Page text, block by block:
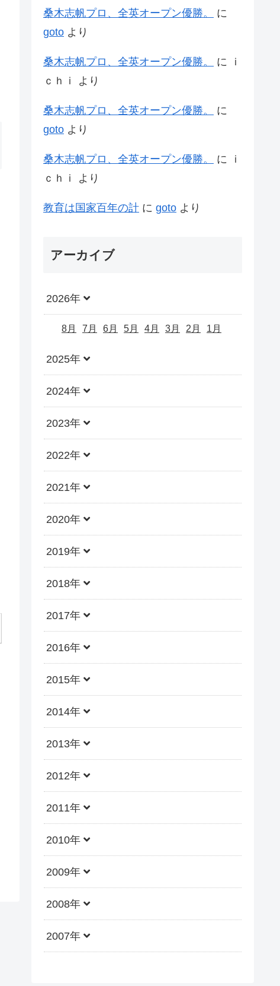
桑木志帆プロ、全英オープン優勝。
に
goto より
桑木志帆プロ、全英オープン優勝。 に
ｉ
ｃｈｉ
より
桑木志帆プロ、全英オープン優勝。
に
goto より
桑木志帆プロ、全英オープン優勝。 に
ｉ
ｃｈｉ
より
教育は国家百年の計 に goto より
アーカイブ
2026年
8月 7月 6月 5月 4月 3月 2月 1月
2025年
2024年
2023年
2022年
2021年
2020年
2019年
2018年
2017年
2016年
2015年
2014年
2013年
2012年
2011年
2010年
2009年
2008年
2007年